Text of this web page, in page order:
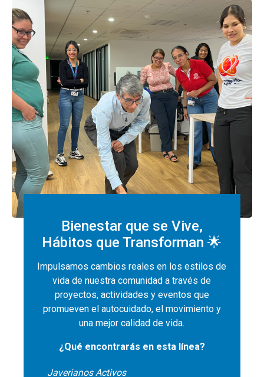
Bienestar que se Vive,
Hábitos que Transforman 🌟
Impulsamos cambios reales en los estilos de
vida de nuestra comunidad a través de
proyectos, actividades y eventos que
promueven el autocuidado, el movimiento y
una mejor calidad de vida.
¿Qué encontrarás en esta línea?
Javerianos Activos